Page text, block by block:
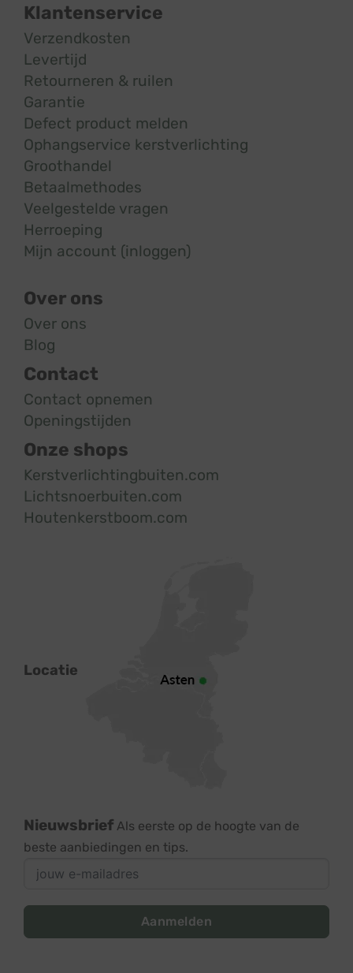
Klantenservice
Verzendkosten
Levertijd
Retourneren & ruilen
Garantie
Defect product melden
Ophangservice kerstverlichting
Groothandel
Betaalmethodes
Veelgestelde vragen
Herroeping
Mijn account (inloggen)
Over ons
Over ons
Blog
Contact
Contact opnemen
Openingstijden
Onze shops
Kerstverlichtingbuiten.com
Lichtsnoerbuiten.com
Houtenkerstboom.com
Locatie
Nieuwsbrief Als eerste op de hoogte van de
beste aanbiedingen en tips.
Aanmelden